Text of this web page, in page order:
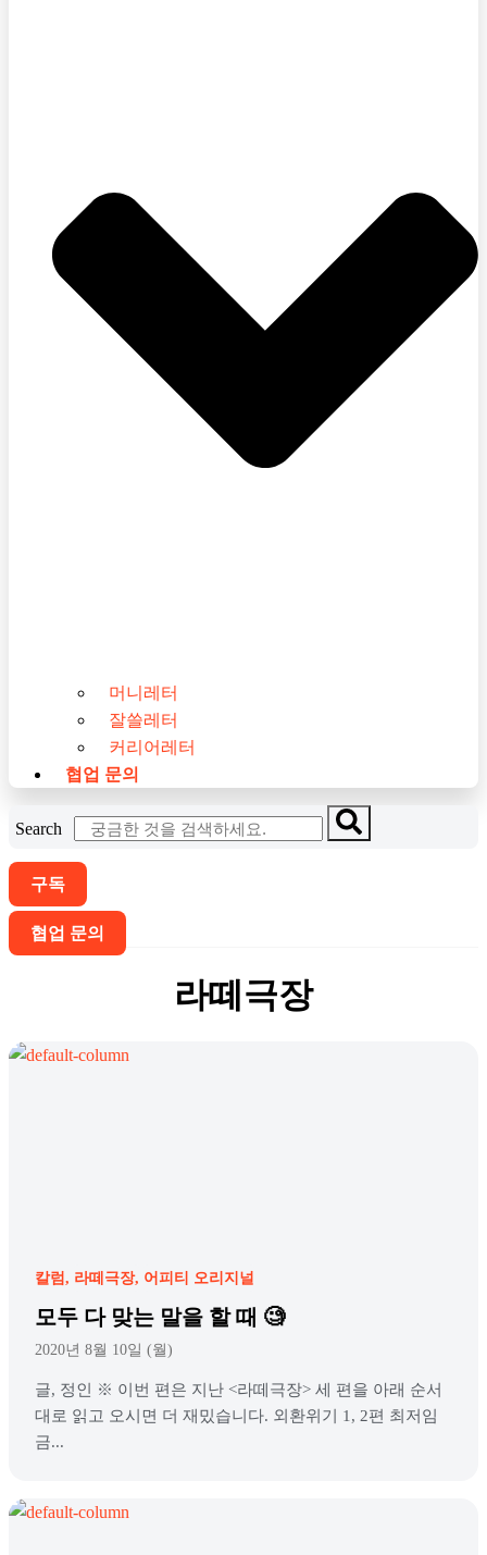
머니레터
잘쓸레터
커리어레터
협업 문의
Search
구독
협업 문의
라떼극장
칼럼 라떼극장 어피티 오리지널
모두 다 맞는 말을 할 때 🧐
2020년 8월 10일 (월)
글, 정인 ※ 이번 편은 지난 <라떼극장> 세 편을 아래 순서
대로 읽고 오시면 더 재밌습니다. 외환위기 1, 2편 최저임
금...